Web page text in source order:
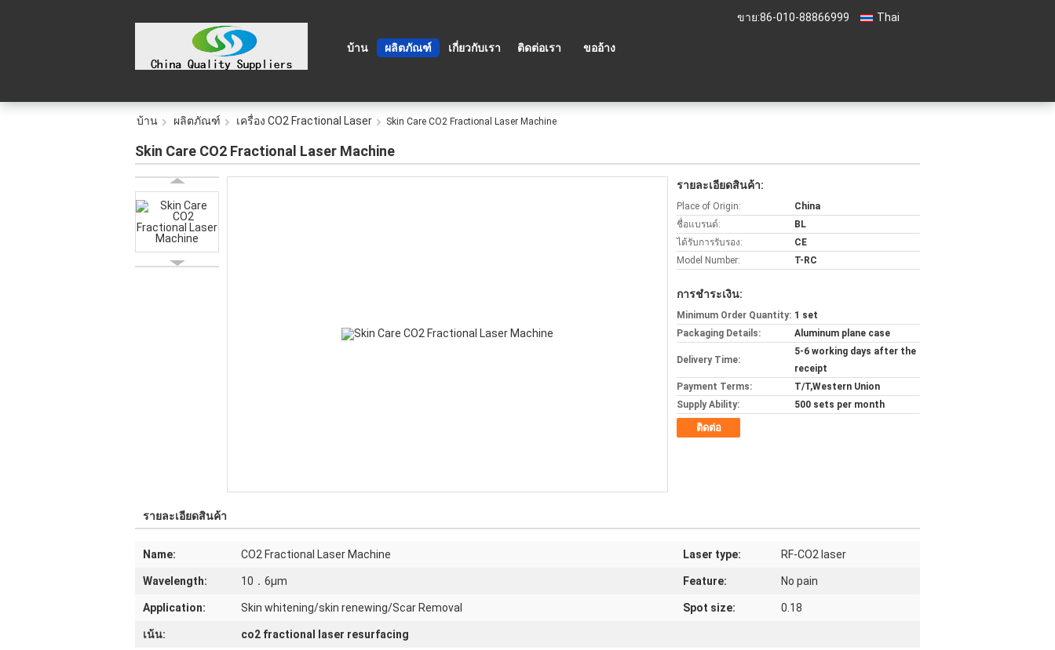
Thai
ขาย:86-010-88866999
บ้าน ผลิตภัณฑ์ เกี่ยวกับเรา ติดต่อเรา ขออ้าง
บ้าน ผลิตภัณฑ์ เครื่อง CO2 Fractional Laser Skin Care CO2 Fractional Laser Machine
Skin Care CO2 Fractional Laser Machine
รายละเอียดสินค้า:
Place of Origin:
China
ชื่อแบรนด์:
BL
ได้รับการรับรอง:
CE
Model Number:
T-RC
การชำระเงิน:
Minimum Order Quantity: 1 set
Packaging Details:
Aluminum plane case
Delivery Time:
5-6 working days after the
receipt
Payment Terms:
T/T,Western Union
Supply Ability:
500 sets per month
ติดต่อ
รายละเอียดสินค้า
Name: CO2 Fractional Laser Machine Laser type: RF-CO2 laser
Wavelength: 10．6μm Feature: No pain
Application: Skin whitening/skin renewing/Scar Removal Spot size: 0.18
เน้น:
co2 fractional laser resurfacing